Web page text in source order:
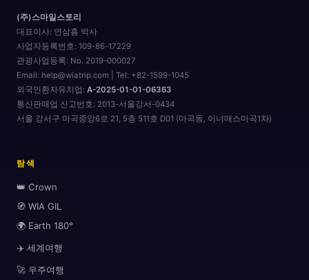
(주)스마일스토리
대표이사: 연삼흠 박사
사업자등록번호: 109-86-17229
관광사업등록: No. 2019-000027
Email: help@wiatrip.com | Tel: +82-1599-1045
외국인환자유치업: A-2025-01-01-06363
통신판매업 신고번호: 2013-서울강서-0434
서울 강서구 마곡중앙6로 21, 5층 511호 D01 (마곡동, 이너매스마곡1차)
탐색
👑 Crown
🧭 WIA GIL
🌍 Earth 180°
✈️ 세계여행
🚀 우주여행